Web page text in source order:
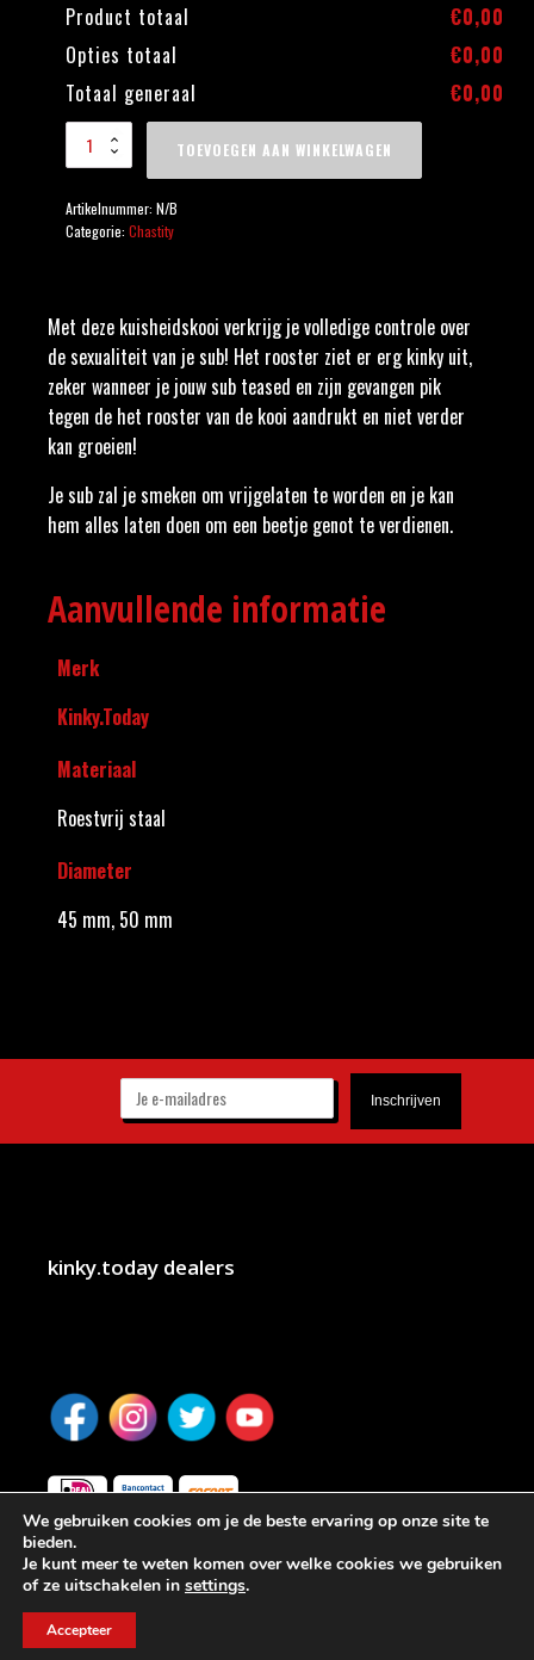
Product totaal €0,00
Opties totaal
€0,00
Totaal generaal
€0,00
Black Line Chastity
Cage aantal TOEVOEGEN AAN WINKELWAGEN
Artikelnummer: N/B
Categorie: Chastity
Met deze kuisheidskooi verkrijg je volledige controle over
de sexualiteit van je sub! Het rooster ziet er erg kinky uit,
zeker wanneer je jouw sub teased en zijn gevangen pik
tegen de het rooster van de kooi aandrukt en niet verder
kan groeien!
Je sub zal je smeken om vrijgelaten te worden en je kan
hem alles laten doen om een beetje genot te verdienen.
Aanvullende informatie
Merk
Kinky.Today
Materiaal
Roestvrij staal
Diameter
45 mm, 50 mm
kinky.today dealers
Privacy beleid
We gebruiken cookies om je de beste ervaring op onze site te
bieden.
Je kunt meer te weten komen over welke cookies we gebruiken
of ze uitschakelen in settings.
Accepteer